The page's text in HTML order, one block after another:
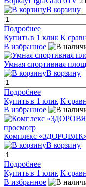
В корзину
Подробнее
Купить в 1 клик К
В избранное
Умная спортивная
В корзину
Подробнее
Купить в 1 клик К
В избранное
просмотр
Комплекс
В корзину
Подробнее
Купить в 1 клик К
В избранное